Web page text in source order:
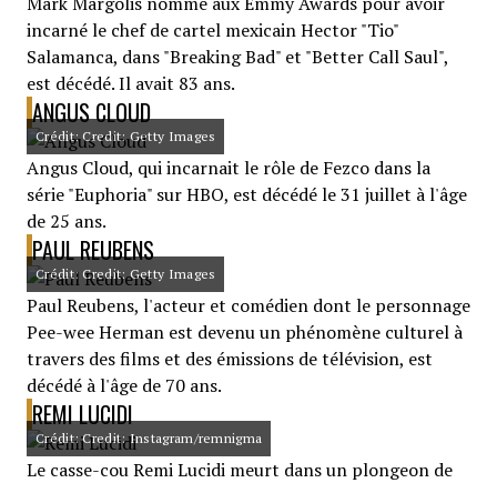
incarné le chef de cartel mexicain Hector "Tio"
Salamanca, dans "Breaking Bad" et "Better Call Saul",
est décédé. Il avait 83 ans.
ANGUS CLOUD
Crédit: Credit: Getty Images
Angus Cloud, qui incarnait le rôle de Fezco dans la
série "Euphoria" sur HBO, est décédé le 31 juillet à l'âge
de 25 ans.
PAUL REUBENS
Crédit: Credit: Getty Images
Paul Reubens, l'acteur et comédien dont le personnage
Pee-wee Herman est devenu un phénomène culturel à
travers des films et des émissions de télévision, est
décédé à l'âge de 70 ans.
REMI LUCIDI
Crédit: Credit: Instagram/remnigma
Le casse-cou Remi Lucidi meurt dans un plongeon de